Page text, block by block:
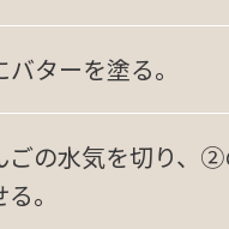
ターを塗る。
の水気を切り、②
。